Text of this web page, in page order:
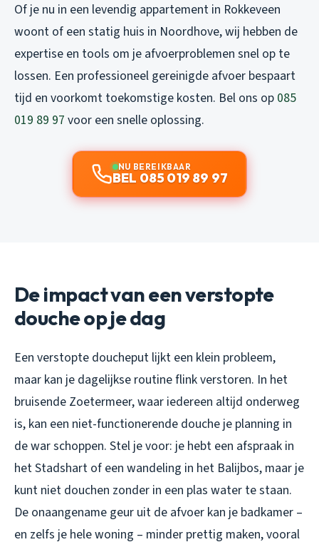
Of je nu in een levendig appartement in Rokkeveen
woont of een statig huis in Noordhove, wij hebben de
expertise en tools om je afvoerproblemen snel op te
lossen. Een professioneel gereinigde afvoer bespaart
tijd en voorkomt toekomstige kosten. Bel ons op 085
019 89 97 voor een snelle oplossing.
NU BEREIKBAAR
BEL 085 019 89 97
De impact van een verstopte
douche op je dag
Een verstopte doucheput lijkt een klein probleem,
maar kan je dagelijkse routine flink verstoren. In het
bruisende Zoetermeer, waar iedereen altijd onderweg
is, kan een niet-functionerende douche je planning in
de war schoppen. Stel je voor: je hebt een afspraak in
het Stadshart of een wandeling in het Balijbos, maar je
kunt niet douchen zonder in een plas water te staan.
De onaangename geur uit de afvoer kan je badkamer –
en zelfs je hele woning – minder prettig maken, vooral